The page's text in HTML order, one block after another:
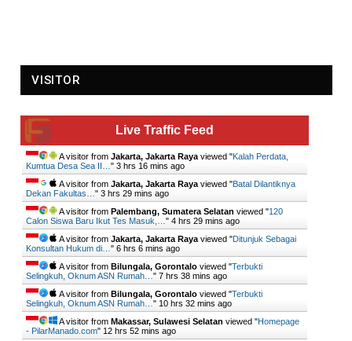
VISITOR
Live Traffic Feed
A visitor from Jakarta, Jakarta Raya viewed "Kalah Perdata,
Kumtua Desa Sea II… " 3 hrs 16 mins ago
A visitor from Jakarta, Jakarta Raya viewed "Batal Dilantiknya
Dekan Fakultas… " 3 hrs 29 mins ago
A visitor from Palembang, Sumatera Selatan viewed "120
Calon Siswa Baru Ikut Tes Masuk,… " 4 hrs 29 mins ago
A visitor from Jakarta, Jakarta Raya viewed "Ditunjuk Sebagai
Konsultan Hukum di… " 6 hrs 6 mins ago
A visitor from Bilungala, Gorontalo viewed "Terbukti
Selingkuh, Oknum ASN Rumah… " 7 hrs 38 mins ago
A visitor from Bilungala, Gorontalo viewed "Terbukti
Selingkuh, Oknum ASN Rumah… " 10 hrs 32 mins ago
A visitor from Makassar, Sulawesi Selatan viewed "Homepage
- PilarManado.com" 12 hrs 52 mins ago